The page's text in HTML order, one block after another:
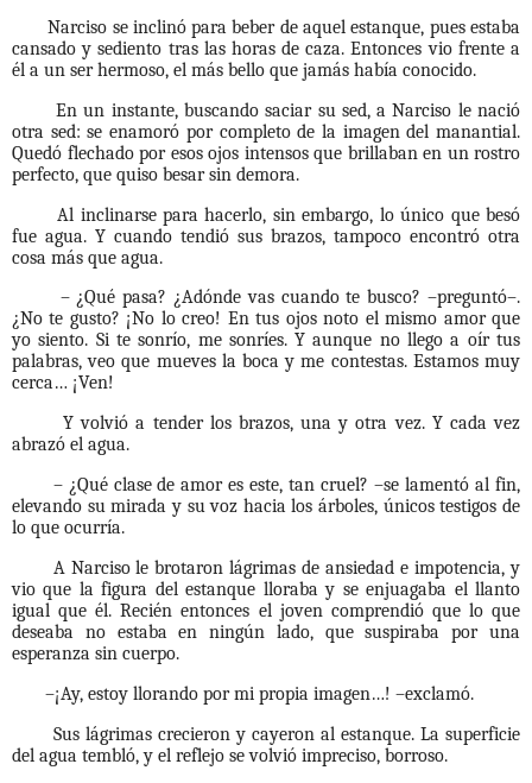
Narciso se inclinó para beber de aquel estanque, pues estaba
cansado y sediento tras las horas de caza. Entonces vio frente a
él a un ser hermoso, el más bello que jamás había conocido.
En un instante, buscando saciar su sed, a Narciso le nació
otra sed: se enamoró por completo de la imagen del manantial.
Quedó flechado por esos ojos intensos que brillaban en un rostro
perfecto, que quiso besar sin demora.
Al inclinarse para hacerlo, sin embargo, lo único que besó
fue agua. Y cuando tendió sus brazos, tampoco encontró otra
cosa más que agua.
– ¿Qué pasa? ¿Adónde vas cuando te busco? –preguntó–.
¿No te gusto? ¡No lo creo! En tus ojos noto el mismo amor que
yo siento. Si te sonrío, me sonríes. Y aunque no llego a oír tus
palabras, veo que mueves la boca y me contestas. Estamos muy
cerca… ¡Ven!
Y volvió a tender los brazos, una y otra vez. Y cada vez
abrazó el agua.
– ¿Qué clase de amor es este, tan cruel? –se lamentó al fin,
elevando su mirada y su voz hacia los árboles, únicos testigos de
lo que ocurría.
A Narciso le brotaron lágrimas de ansiedad e impotencia, y
vio que la figura del estanque lloraba y se enjuagaba el llanto
igual que él. Recién entonces el joven comprendió que lo que
deseaba no estaba en ningún lado, que suspiraba por una
esperanza sin cuerpo.
–¡Ay, estoy llorando por mi propia imagen…! –exclamó.
Sus lágrimas crecieron y cayeron al estanque. La superficie
del agua tembló, y el reflejo se volvió impreciso, borroso.